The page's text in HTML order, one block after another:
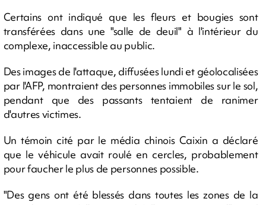
Certains ont indiqué que les fleurs et bougies sont
transférées dans une "salle de deuil" à l'intérieur du
complexe, inaccessible au public.
Des images de l'attaque, diffusées lundi et géolocalisées
par l'AFP, montraient des personnes immobiles sur le sol,
pendant que des passants tentaient de ranimer
d'autres victimes.
Un témoin cité par le média chinois Caixin a déclaré
que le véhicule avait roulé en cercles, probablement
pour faucher le plus de personnes possible.
"Des gens ont été blessés dans toutes les zones de la